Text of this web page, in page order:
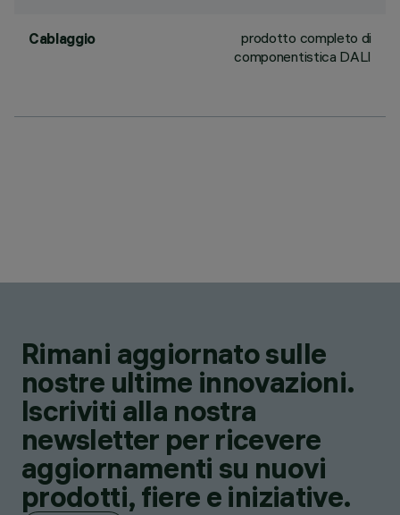
Cablaggio
prodotto completo di
componentistica DALI
Rimani aggiornato sulle
nostre ultime innovazioni.
Iscriviti alla nostra
newsletter per ricevere
aggiornamenti su nuovi
prodotti, fiere e iniziative.